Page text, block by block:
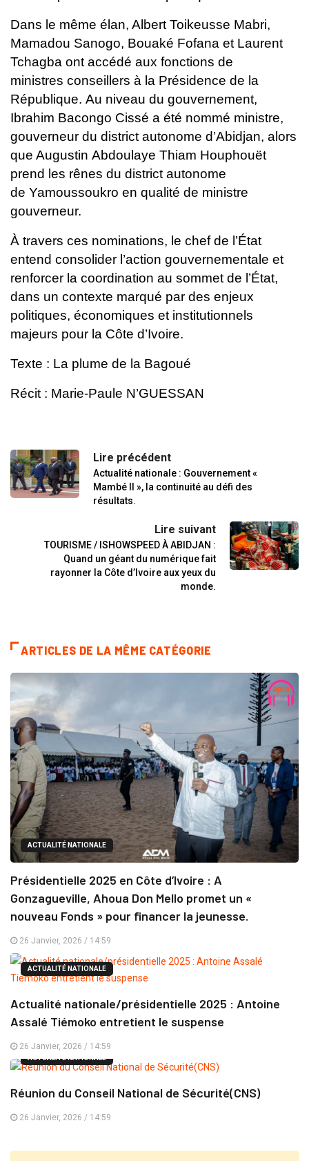
Dans le même élan, Albert Toikeusse Mabri,
Mamadou Sanogo, Bouaké Fofana et Laurent
Tchagba ont accédé aux fonctions de
ministres conseillers à la Présidence de la
République. Au niveau du gouvernement,
Ibrahim Bacongo Cissé a été nommé ministre,
gouverneur du district autonome d’Abidjan, alors
que Augustin Abdoulaye Thiam Houphouët
prend les rênes du district autonome
de Yamoussoukro en qualité de ministre
gouverneur.
À travers ces nominations, le chef de l’État
entend consolider l’action gouvernementale et
renforcer la coordination au sommet de l’État,
dans un contexte marqué par des enjeux
politiques, économiques et institutionnels
majeurs pour la Côte d’Ivoire.
Texte : La plume de la Bagoué
Récit : Marie-Paule N’GUESSAN
Lire précédent
Actualité nationale : Gouvernement «
Mambé II », la continuité au défi des
résultats.
Lire suivant
TOURISME / ISHOWSPEED À ABIDJAN :
Quand un géant du numérique fait
rayonner la Côte d’Ivoire aux yeux du
monde.
ARTICLES DE LA MÊME CATÉGORIE
ACTUALITÉ NATIONALE
Présidentielle 2025 en Côte d’Ivoire : A
Gonzagueville, Ahoua Don Mello promet un «
nouveau Fonds » pour financer la jeunesse.
26 Janvier, 2026 / 14:59
ACTUALITÉ NATIONALE
Actualité nationale/présidentielle 2025 : Antoine
Assalé Tiémoko entretient le suspense
26 Janvier, 2026 / 14:59
ACTUALITÉ NATIONALE
Réunion du Conseil National de Sécurité(CNS)
26 Janvier, 2026 / 14:59